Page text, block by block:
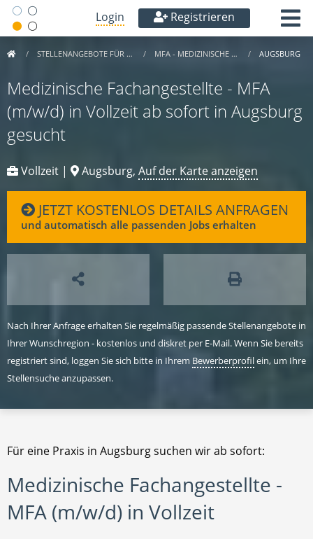
Login Registrieren
STELLENANGEBOTE FÜR … MFA - MEDIZINISCHE … AUGSBURG
Medizinische Fachangestellte - MFA
(m/w/d) in Vollzeit ab sofort in Augsburg
gesucht
Vollzeit | Augsburg, Auf der Karte anzeigen
JETZT KOSTENLOS DETAILS ANFRAGEN
und automatisch alle passenden Jobs erhalten
Nach Ihrer Anfrage erhalten Sie regelmäßig passende Stellenangebote in
Ihrer Wunschregion - kostenlos und diskret per E-Mail. Wenn Sie bereits
registriert sind, loggen Sie sich bitte in Ihrem Bewerberprofilein, um Ihre
Stellensuche anzupassen.
Für eine Praxis in Augsburg suchen wir ab sofort:
Medizinische Fachangestellte -
MFA (m/w/d) in Vollzeit